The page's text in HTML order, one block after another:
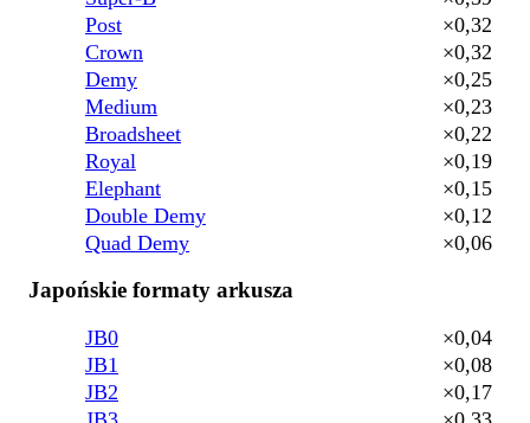
Post
×0,32
Crown
×0,32
Demy
×0,25
Medium
×0,23
Broadsheet
×0,22
Royal
×0,19
Elephant
×0,15
Double Demy
×0,12
Quad Demy
×0,06
Japońskie formaty arkusza
JB0
×0,04
JB1
×0,08
JB2
×0,17